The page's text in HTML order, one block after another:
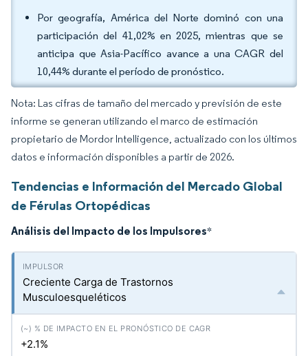
Por geografía, América del Norte dominó con una
participación del 41,02% en 2025, mientras que se
anticipa que Asia-Pacífico avance a una CAGR del
10,44% durante el período de pronóstico.
Nota: Las cifras de tamaño del mercado y previsión de este
informe se generan utilizando el marco de estimación
propietario de Mordor Intelligence, actualizado con los últimos
datos e información disponibles a partir de 2026.
Tendencias e Información del Mercado Global
de Férulas Ortopédicas
Análisis del Impacto de los Impulsores*
Creciente Carga de Trastornos
Musculoesqueléticos
+2.1%